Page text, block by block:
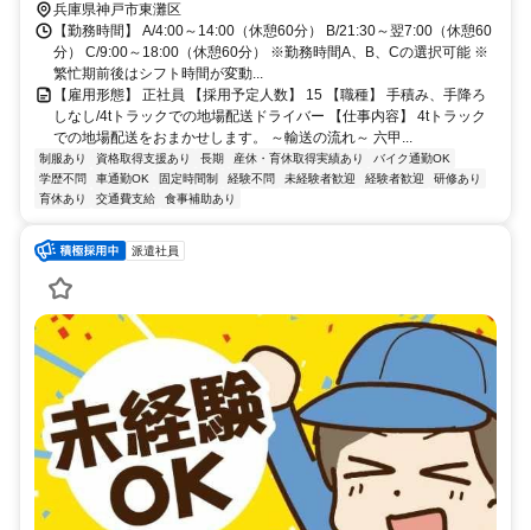
16分 〇車・バイク・自転車通勤OK（無料駐車場あり）
兵庫県神戸市東灘区
【勤務時間】 A/4:00～14:00（休憩60分） B/21:30～翌7:00（休憩60
分） C/9:00～18:00（休憩60分） ※勤務時間A、B、Cの選択可能 ※
繁忙期前後はシフト時間が変動...
【雇用形態】 正社員 【採用予定人数】 15 【職種】 手積み、手降ろ
しなし/4tトラックでの地場配送ドライバー 【仕事内容】 4tトラック
での地場配送をおまかせします。 ～輸送の流れ～ 六甲...
制服あり 資格取得支援あり 長期 産休・育休取得実績あり
バイク通勤OK
学歴不問
車通勤OK 固定時間制 経験不問 未経験者歓迎 経験者歓迎
研修あり
育休あり
交通費支給 食事補助あり
派遣社員